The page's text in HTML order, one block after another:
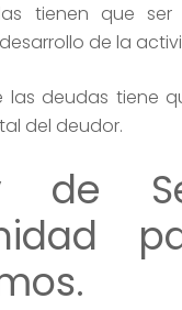
tienen que ser
de la
deudas tiene
del deudor.
de